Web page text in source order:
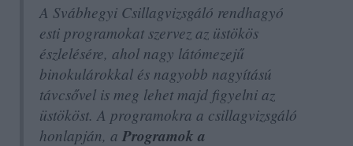
A Svábhegyi Csillagvizsgáló rendhagyó
esti programokat szervez az üstökös
észlelésére, ahol nagy látómezejű
binokulárokkal és nagyobb nagyítású
távcsővel is meg lehet majd figyelni az
üstököst. A programokra a csillagvizsgáló
honlapján, a Programok a